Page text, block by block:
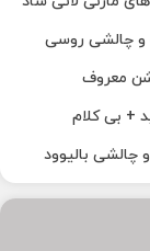
و چالشی روسی
معروف
+ بی کلام
بالیوود